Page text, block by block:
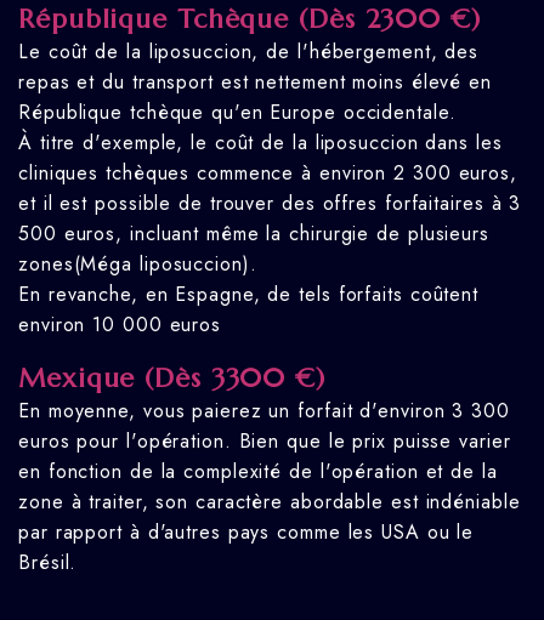
République Tchèque (Dès 2300 €)
Le coût de la liposuccion, de l'hébergement, des
repas et du transport est nettement moins élevé en
République tchèque qu'en Europe occidentale.
À titre d'exemple, le coût de la liposuccion dans les
cliniques tchèques commence à environ 2 300 euros,
et il est possible de trouver des offres forfaitaires à 3
500 euros, incluant même la chirurgie de plusieurs
zones(Méga liposuccion).
En revanche, en Espagne, de tels forfaits coûtent
environ 10 000 euros
Mexique (Dès 3300 €)
En moyenne, vous paierez un forfait d'environ 3 300
euros pour l'opération. Bien que le prix puisse varier
en fonction de la complexité de l'opération et de la
zone à traiter, son caractère abordable est indéniable
par rapport à d'autres pays comme les USA ou le
Brésil.